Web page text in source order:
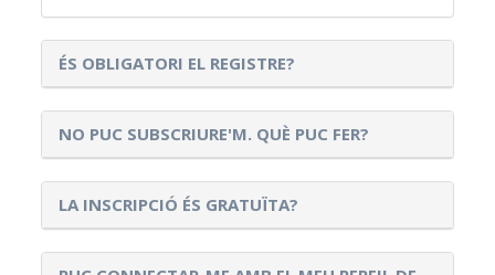
ÉS OBLIGATORI EL REGISTRE?
NO PUC SUBSCRIURE'M. QUÈ PUC FER?
LA INSCRIPCIÓ ÉS GRATUÏTA?